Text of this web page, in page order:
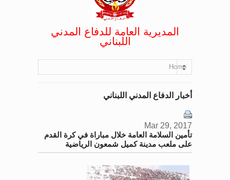
المديرية العامة للدفاع المدني
اللبناني
Home
أخبار الدفاع المدني اللبناني
Mar 29, 2017
تأمين السلامة العامة خلال مباراة في كرة القدم
على ملعب مدينة كميل شمعون الرياضية